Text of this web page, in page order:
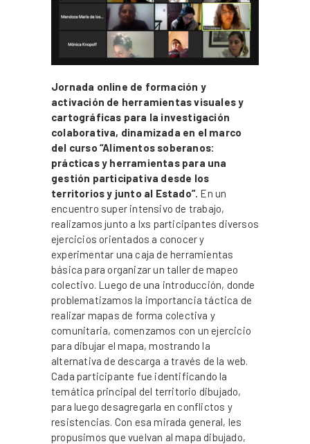
Jornada online de formación y
activación de herramientas visuales y
cartográficas para la investigación
colaborativa, dinamizada en el marco
del curso “Alimentos soberanos:
prácticas y herramientas para una
gestión participativa desde los
territorios y junto al Estado”. En un
encuentro super intensivo de trabajo,
realizamos junto a lxs participantes diversos
ejercicios orientados a conocer y
experimentar una caja de herramientas
básica para organizar un taller de mapeo
colectivo. Luego de una introducción, donde
problematizamos la importancia táctica de
realizar mapas de forma colectiva y
comunitaria, comenzamos con un ejercicio
para dibujar el mapa, mostrando la
alternativa de descarga a través de la web.
Cada participante fue identificando la
temática principal del territorio dibujado,
para luego desagregarla en conflictos y
resistencias. Con esa mirada general, les
propusimos que vuelvan al mapa dibujado,